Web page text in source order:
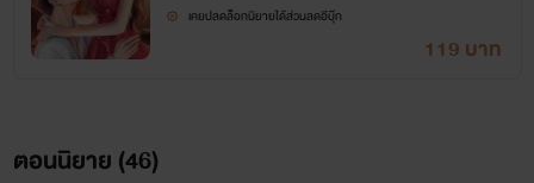
เคยปลดล็อกนิยายได้ส่วนลดอีบุ๊ก
119 บาท
ตอนนิยาย (46)